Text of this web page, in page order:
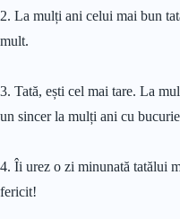
2. La mulți ani celui mai bun
mult.
3. Tată, ești cel mai tare. La
un sincer la mulți ani cu
4. Îi urez o zi minunată tatălui
fericit!